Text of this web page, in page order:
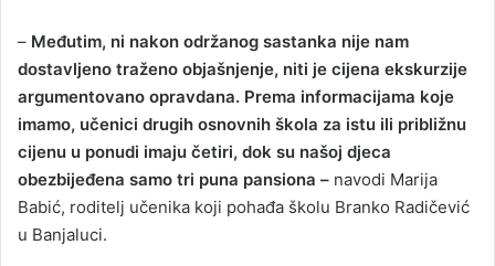
– Međutim, ni nakon održanog sastanka nije nam
dostavljeno traženo objašnjenje, niti je cijena ekskurzije
argumentovano opravdana. Prema informacijama koje
imamo, učenici drugih osnovnih škola za istu ili približnu
cijenu u ponudi imaju četiri, dok su našoj djeca
obezbijeđena samo tri puna pansiona – navodi Marija
Babić, roditelj učenika koji pohađa školu Branko Radičević
u Banjaluci.